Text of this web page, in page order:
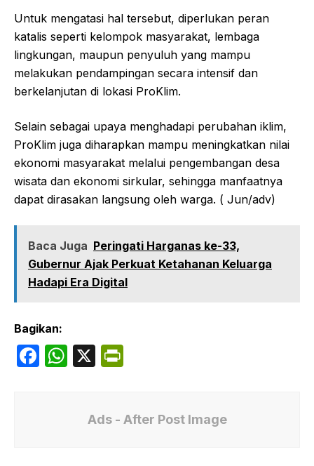
Untuk mengatasi hal tersebut, diperlukan peran
katalis seperti kelompok masyarakat, lembaga
lingkungan, maupun penyuluh yang mampu
melakukan pendampingan secara intensif dan
berkelanjutan di lokasi ProKlim.
Selain sebagai upaya menghadapi perubahan iklim,
ProKlim juga diharapkan mampu meningkatkan nilai
ekonomi masyarakat melalui pengembangan desa
wisata dan ekonomi sirkular, sehingga manfaatnya
dapat dirasakan langsung oleh warga. ( Jun/adv)
Baca Juga Peringati Harganas ke-33,
Gubernur Ajak Perkuat Ketahanan Keluarga
Hadapi Era Digital
Bagikan:
F
W X
Fr
Ads - After Post Image